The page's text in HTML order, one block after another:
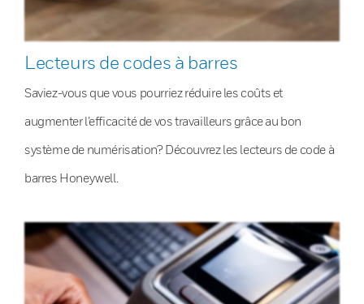
Lecteurs de codes à barres
Saviez-vous que vous pourriez réduire les coûts et
augmenter l’efficacité de vos travailleurs grâce au bon
système de numérisation? Découvrez les lecteurs de code à
barres Honeywell.